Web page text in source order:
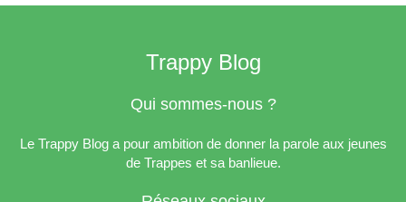
Trappy Blog
Qui sommes-nous ?
Le Trappy Blog a pour ambition de donner la parole aux jeunes
de Trappes et sa banlieue.